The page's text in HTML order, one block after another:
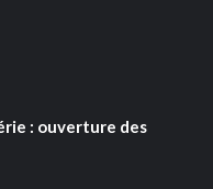
: ouverture des